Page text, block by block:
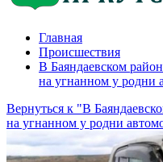
Главная
Происшествия
В Баяндаевском
на угнанном у родни
Вернуться к "В
на угнанном у родни